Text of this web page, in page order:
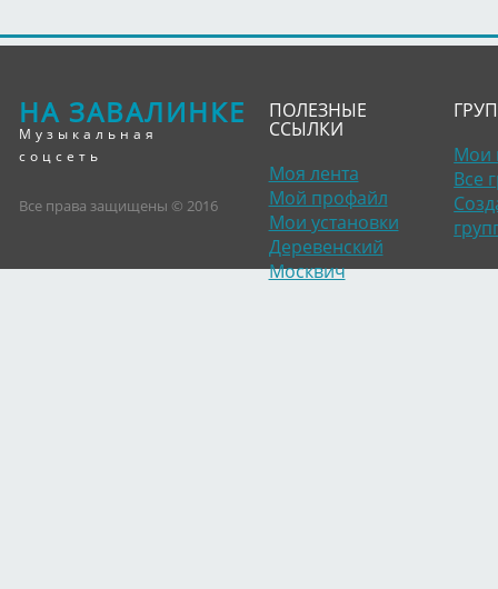
НА ЗАВАЛИНКЕ
Музыкальная
соцсеть
Все права защищены © 2016
ПОЛЕЗНЫЕ
ССЫЛКИ
Моя лента
Мой профайл
Мои установки
Деревенский
Москвич
Мои
Все